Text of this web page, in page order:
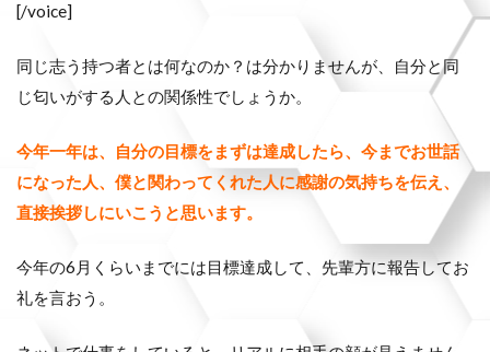
[/voice]
同じ志う持つ者とは何なのか？は分かりませんが、自分と同
じ匂いがする人との関係性でしょうか。
今年一年は、自分の目標をまずは達成したら、今までお世話
になった人、僕と関わってくれた人に感謝の気持ちを伝え、
直接挨拶しにいこうと思います。
今年の6月くらいまでには目標達成して、先輩方に報告してお
礼を言おう。